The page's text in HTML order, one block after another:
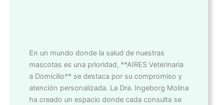
En un mundo donde la salud de nuestras
mascotas es una prioridad, **AIRES Veterinaria
a Domicilio** se destaca por su compromiso y
atención personalizada. La Dra. Ingeborg Molina
ha creado un espacio donde cada consulta se